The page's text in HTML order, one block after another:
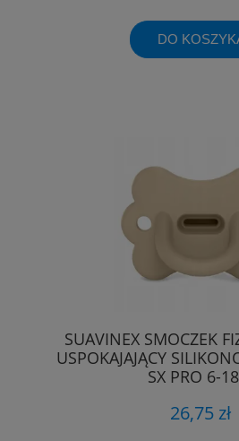
DO
SUAVINEX SMOCZEK
USPOKAJAJĄCY
SX PRO 6-
26,75 zł